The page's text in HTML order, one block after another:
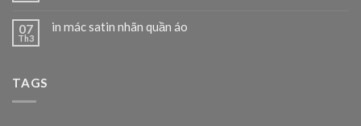
07
Th3
in mác satin nhãn quần áo
TAGS